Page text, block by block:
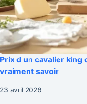
Prix d un cavalier king
vraiment savoir
23 avril 2026